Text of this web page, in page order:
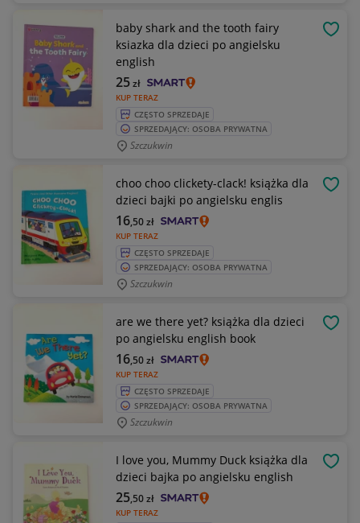
baby shark and the tooth fairy
ksiazka dla dzieci po angielsku
english
KUP TERAZ
25zł
CZĘSTO SPRZEDAJE
SPRZEDAJĄCY: OSOBA PRYWATNA
Szczukwin
choo choo clickety-clack! książka dla
dzieci bajki po angielsku englis
KUP TERAZ
16,50zł
CZĘSTO SPRZEDAJE
SPRZEDAJĄCY: OSOBA PRYWATNA
Szczukwin
are we there yet? książka dla dzieci
po angielsku english book
KUP TERAZ
16,50zł
CZĘSTO SPRZEDAJE
SPRZEDAJĄCY: OSOBA PRYWATNA
Szczukwin
I love you, Mummy Duck książka dla
dzieci bajka po angielsku english
KUP TERAZ
25,50zł